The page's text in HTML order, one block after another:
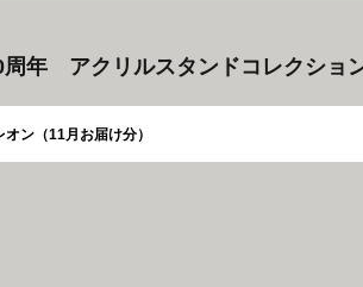
周年 アクリルスタンドコレクショ
オン（11月お届け分）